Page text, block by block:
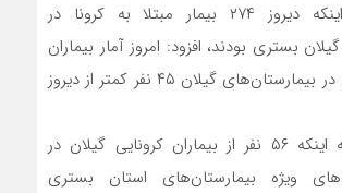
وی با بیان اینکه دیروز ۲۷۴ بیمار مبتلا به کرونا در
بستری بودند، افزود: امروز آمار بیماران
کرونایی بستری در بیمارستان‌های گیلان ۴۵ نفر کمتر از دیروز
وی با اشاره به اینکه ۵۶ نفر از بیماران کرونایی گیلان در
ویژه بیمارستان‌های استان بستری